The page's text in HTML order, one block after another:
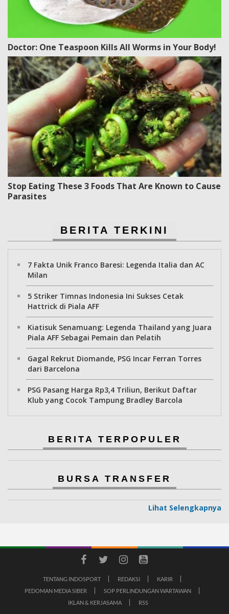
Doctor: One Teaspoon Kills All Worms in Your Body!
Stop Eating These 3 Foods That Are Known to Cause
Parasites
BERITA TERKINI
7 Fakta Unik Franco Baresi: Legenda Italia dan AC
Milan
5 Striker Timnas Indonesia Ini Sukses Cetak
Hattrick di Piala AFF
Kiatisuk Senamuang: Legenda Thailand yang Juara
Piala AFF Sebagai Pemain dan Pelatih
Gagal Rekrut Diomande, PSG Incar Ferran Torres
dari Barcelona
PSG Pasang Harga Rp3,4 Triliun, Berikut Daftar
Klub yang Cocok Tampung Bradley Barcola
BERITA TERPOPULER
BURSA TRANSFER
Lihat Selengkapnya
TENTANG INDOSPORT REDAKSI
KARIR
PEDOMAN MEDIA SIBER
SOP PERLINDUNGAN WARTAWAN
IKLAN & KERJASAMA
RSS